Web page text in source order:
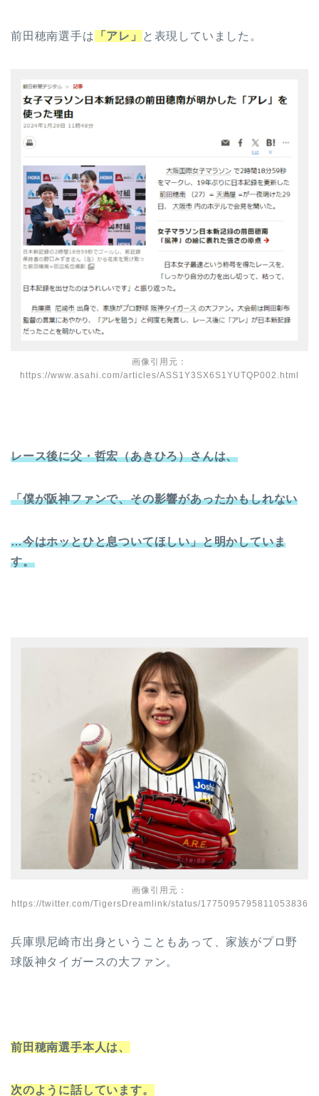
前田穂南選手は 「アレ」 と表現していました。
画像引用元：
https://www.asahi.com/articles/ASS1Y3SX6S1YUTQP002.html
レース後に父・哲宏（あきひろ）さんは、
「僕が阪神ファンで、その影響があったかもしれない
…今はホッとひと息ついてほしい」と明かしていま
す。
画像引用元：
https://twitter.com/TigersDreamlink/status/1775095795811053836
兵庫県尼崎市出身ということもあって、家族がプロ野
球阪神タイガースの大ファン。
前田穂南選手本人は、
次のように話しています。